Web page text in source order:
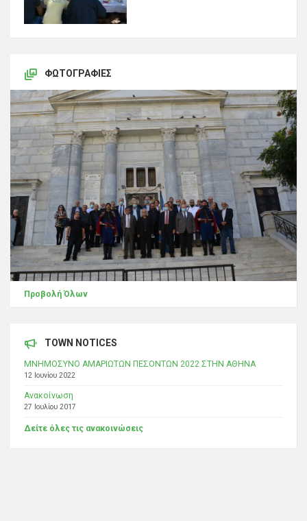
ΦΩΤΟΓΡΑΦΊΕΣ
Προβολή Όλων
TOWN NOTICES
ΜΝΗΜΟΣΥΝΟ ΑΜΑΡΙΩΤΩΝ ΠΕΣΟΝΤΩΝ 2022 ΣΤΗΝ ΑΘΗΝΑ
12 Ιουνίου 2022
Ανακοίνωση
27 Ιουλίου 2017
Δείτε όλες τις ανακοινώσεις